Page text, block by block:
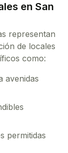
en San
representan
de locales
como:
avenidas
permitidas